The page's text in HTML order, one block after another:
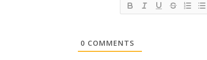
0 COMMENTS